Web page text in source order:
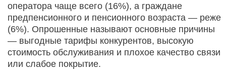
оператора чаще всего (16%), а граждане
предпенсионного и пенсионного возраста — реже
(6%). Опрошенные называют основные причины
— выгодные тарифы конкурентов, высокую
стоимость обслуживания и плохое качество связи
или слабое покрытие.